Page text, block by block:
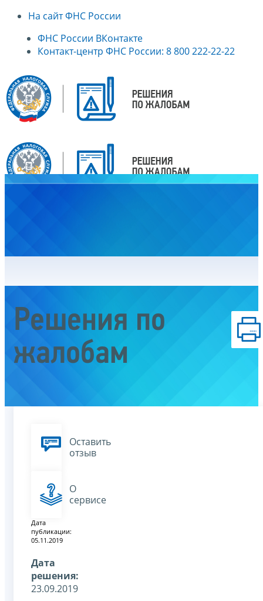
На сайт ФНС России
ФНС России ВКонтакте
Контакт-центр ФНС России: 8 800 222-22-22
Решения по
жалобам
Оставить
отзыв
О
сервисе
Дата
публикации:
05.11.2019
Дата
решения:
23.09.2019